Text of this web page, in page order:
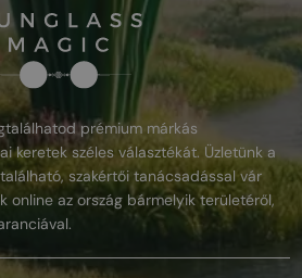
prémium márkás
keretek széles választékát. Üzletünk a
szakértői tanácsadással vár
online az ország bármelyik területéről,